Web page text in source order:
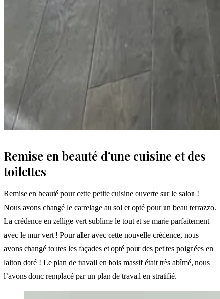
Remise en beauté d’une cuisine et des
toilettes
Remise en beauté pour cette petite cuisine ouverte sur le salon !
Nous avons changé le carrelage au sol et opté pour un beau terrazzo.
La crédence en zellige vert sublime le tout et se marie parfaitement
avec le mur vert ! Pour aller avec cette nouvelle crédence, nous
avons changé toutes les façades et opté pour des petites poignées en
laiton doré ! Le plan de travail en bois massif était très abîmé, nous
l’avons donc remplacé par un plan de travail en stratifié.